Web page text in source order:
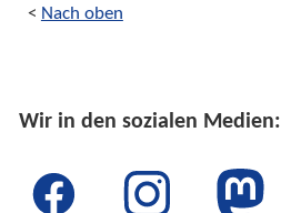
< Nach oben
Wir in den sozialen Medien: